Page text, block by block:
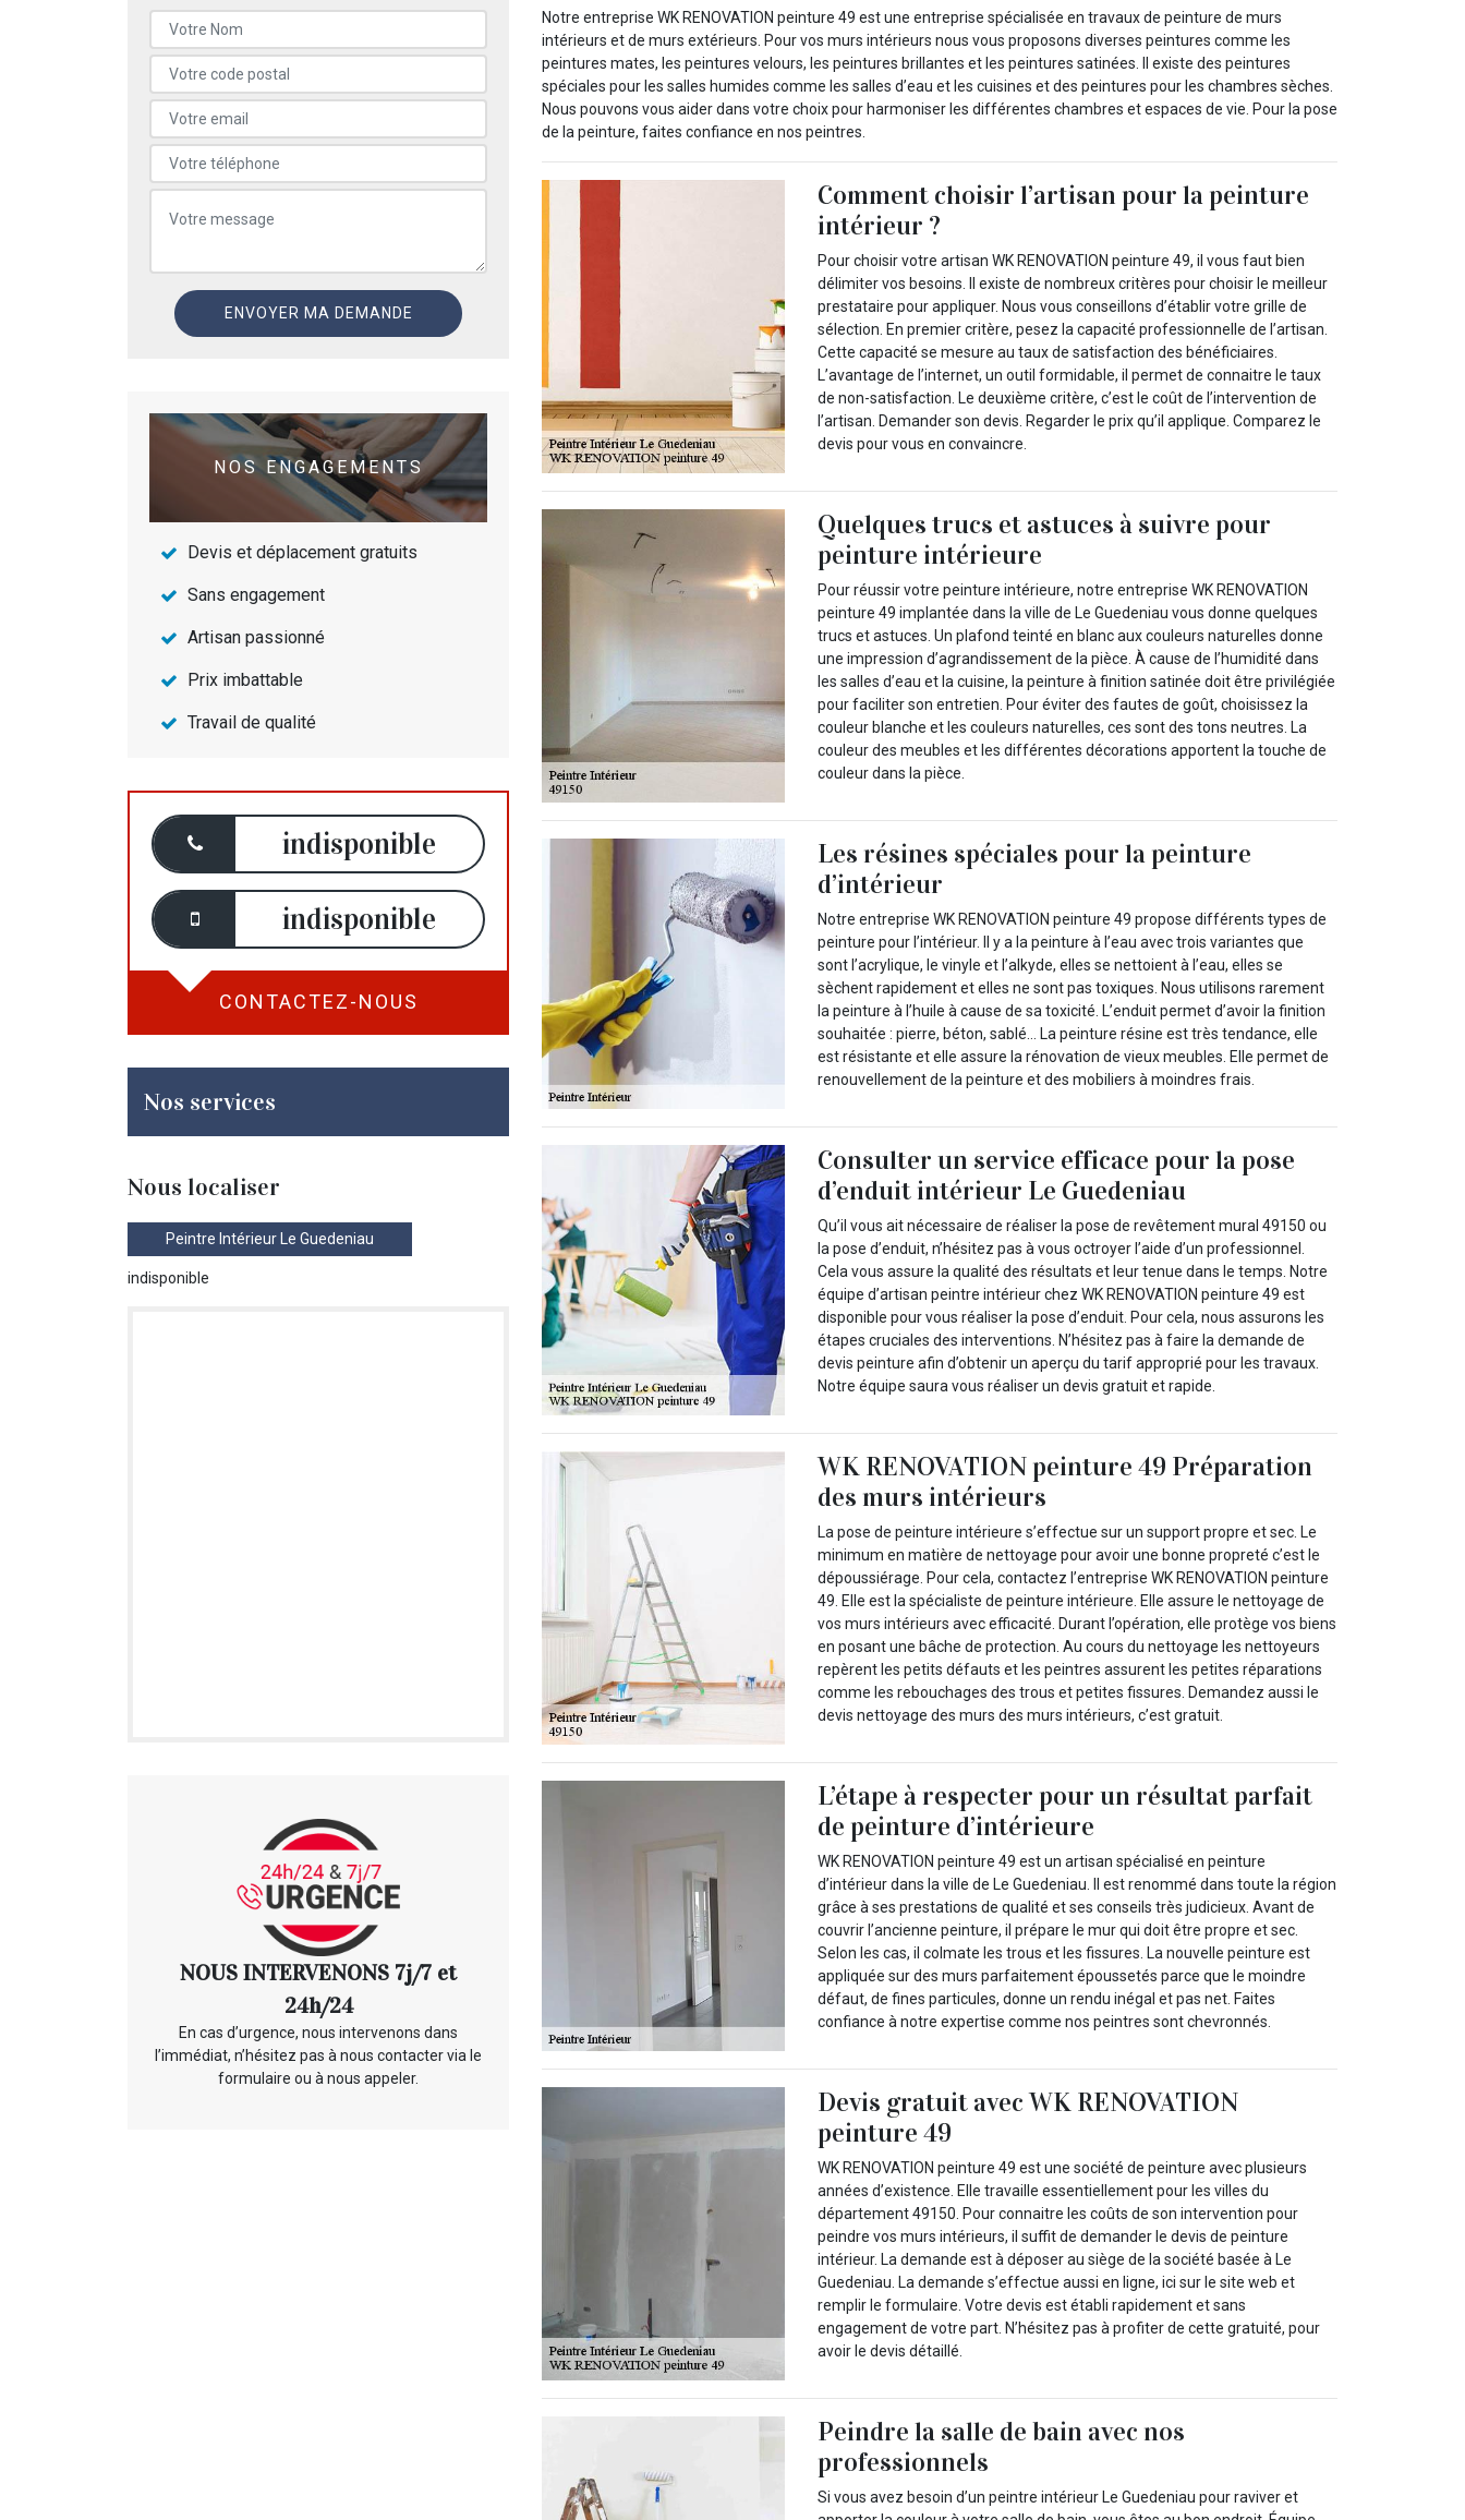
NOS ENGAGEMENTS
Devis et déplacement gratuits
Sans engagement
Artisan passionné
Prix imbattable
Travail de qualité
indisponible
indisponible
CONTACTEZ-NOUS
Nos services
Nous localiser
Peintre Intérieur Le Guedeniau
indisponible
NOUS INTERVENONS 7j/7 et
24h/24
En cas d’urgence, nous intervenons dans
l’immédiat, n’hésitez pas à nous contacter via le
formulaire ou à nous appeler.
Notre entreprise WK RENOVATION peinture 49 est une entreprise spécialisée en travaux de peinture de murs
intérieurs et de murs extérieurs. Pour vos murs intérieurs nous vous proposons diverses peintures comme les
peintures mates, les peintures velours, les peintures brillantes et les peintures satinées. Il existe des peintures
spéciales pour les salles humides comme les salles d’eau et les cuisines et des peintures pour les chambres sèches.
Nous pouvons vous aider dans votre choix pour harmoniser les différentes chambres et espaces de vie. Pour la pose
de la peinture, faites confiance en nos peintres.
Comment choisir l’artisan pour la peinture
intérieur ?
Pour choisir votre artisan WK RENOVATION peinture 49, il vous faut bien
délimiter vos besoins. Il existe de nombreux critères pour choisir le meilleur
prestataire pour appliquer. Nous vous conseillons d’établir votre grille de
sélection. En premier critère, pesez la capacité professionnelle de l’artisan.
Cette capacité se mesure au taux de satisfaction des bénéficiaires.
L’avantage de l’internet, un outil formidable, il permet de connaitre le taux
de non-satisfaction. Le deuxième critère, c’est le coût de l’intervention de
l’artisan. Demander son devis. Regarder le prix qu’il applique. Comparez le
devis pour vous en convaincre.
Quelques trucs et astuces à suivre pour
peinture intérieure
Pour réussir votre peinture intérieure, notre entreprise WK RENOVATION
peinture 49 implantée dans la ville de Le Guedeniau vous donne quelques
trucs et astuces. Un plafond teinté en blanc aux couleurs naturelles donne
une impression d’agrandissement de la pièce. À cause de l’humidité dans
les salles d’eau et la cuisine, la peinture à finition satinée doit être privilégiée
pour faciliter son entretien. Pour éviter des fautes de goût, choisissez la
couleur blanche et les couleurs naturelles, ces sont des tons neutres. La
couleur des meubles et les différentes décorations apportent la touche de
couleur dans la pièce.
Les résines spéciales pour la peinture
d’intérieur
Notre entreprise WK RENOVATION peinture 49 propose différents types de
peinture pour l’intérieur. Il y a la peinture à l’eau avec trois variantes que
sont l’acrylique, le vinyle et l’alkyde, elles se nettoient à l’eau, elles se
sèchent rapidement et elles ne sont pas toxiques. Nous utilisons rarement
la peinture à l’huile à cause de sa toxicité. L’enduit permet d’avoir la finition
souhaitée : pierre, béton, sablé… La peinture résine est très tendance, elle
est résistante et elle assure la rénovation de vieux meubles. Elle permet de
renouvellement de la peinture et des mobiliers à moindres frais.
Consulter un service efficace pour la pose
d’enduit intérieur Le Guedeniau
Qu’il vous ait nécessaire de réaliser la pose de revêtement mural 49150 ou
la pose d’enduit, n’hésitez pas à vous octroyer l’aide d’un professionnel.
Cela vous assure la qualité des résultats et leur tenue dans le temps. Notre
équipe d’artisan peintre intérieur chez WK RENOVATION peinture 49 est
disponible pour vous réaliser la pose d’enduit. Pour cela, nous assurons les
étapes cruciales des interventions. N’hésitez pas à faire la demande de
devis peinture afin d’obtenir un aperçu du tarif approprié pour les travaux.
Notre équipe saura vous réaliser un devis gratuit et rapide.
WK RENOVATION peinture 49 Préparation
des murs intérieurs
La pose de peinture intérieure s’effectue sur un support propre et sec. Le
minimum en matière de nettoyage pour avoir une bonne propreté c’est le
dépoussiérage. Pour cela, contactez l’entreprise WK RENOVATION peinture
49. Elle est la spécialiste de peinture intérieure. Elle assure le nettoyage de
vos murs intérieurs avec efficacité. Durant l’opération, elle protège vos biens
en posant une bâche de protection. Au cours du nettoyage les nettoyeurs
repèrent les petits défauts et les peintres assurent les petites réparations
comme les rebouchages des trous et petites fissures. Demandez aussi le
devis nettoyage des murs des murs intérieurs, c’est gratuit.
L’étape à respecter pour un résultat parfait
de peinture d’intérieure
WK RENOVATION peinture 49 est un artisan spécialisé en peinture
d’intérieur dans la ville de Le Guedeniau. Il est renommé dans toute la région
grâce à ses prestations de qualité et ses conseils très judicieux. Avant de
couvrir l’ancienne peinture, il prépare le mur qui doit être propre et sec.
Selon les cas, il colmate les trous et les fissures. La nouvelle peinture est
appliquée sur des murs parfaitement époussetés parce que le moindre
défaut, de fines particules, donne un rendu inégal et pas net. Faites
confiance à notre expertise comme nos peintres sont chevronnés.
Devis gratuit avec WK RENOVATION
peinture 49
WK RENOVATION peinture 49 est une société de peinture avec plusieurs
années d’existence. Elle travaille essentiellement pour les villes du
département 49150. Pour connaitre les coûts de son intervention pour
peindre vos murs intérieurs, il suffit de demander le devis de peinture
intérieur. La demande est à déposer au siège de la société basée à Le
Guedeniau. La demande s’effectue aussi en ligne, ici sur le site web et
remplir le formulaire. Votre devis est établi rapidement et sans
engagement de votre part. N’hésitez pas à profiter de cette gratuité, pour
avoir le devis détaillé.
Peindre la salle de bain avec nos
professionnels
Si vous avez besoin d’un peintre intérieur Le Guedeniau pour raviver et